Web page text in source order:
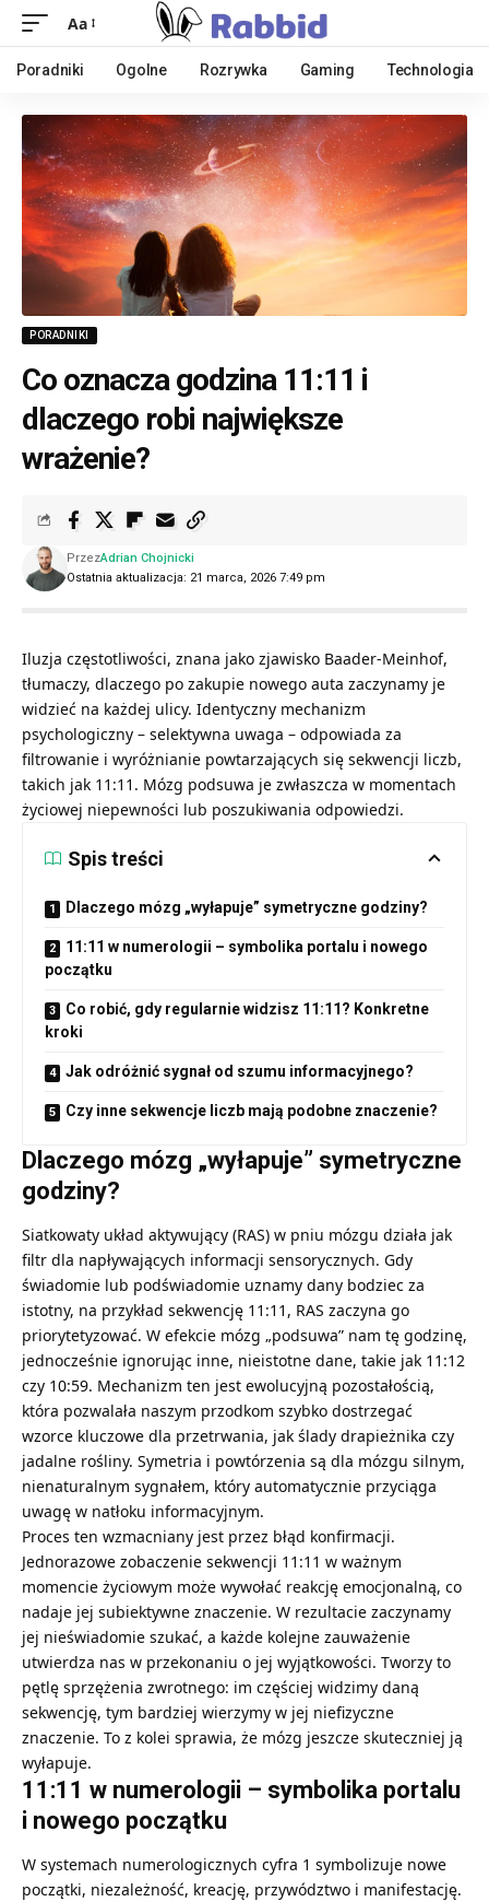
Aa
Poradniki Ogolne Rozrywka Gaming Technologia
PORADNIKI
Co oznacza godzina 11:11 i
dlaczego robi największe
wrażenie?
Ostatnia aktualizacja: 21 marca, 2026 7:49 pm
PrzezAdrian Chojnicki
Iluzja częstotliwości, znana jako zjawisko Baader-Meinhof,
tłumaczy, dlaczego po zakupie nowego auta zaczynamy je
widzieć na każdej ulicy. Identyczny mechanizm
psychologiczny – selektywna uwaga – odpowiada za
filtrowanie i wyróżnianie powtarzających się sekwencji liczb,
takich jak 11:11. Mózg podsuwa je zwłaszcza w momentach
życiowej niepewności lub poszukiwania odpowiedzi.
Spis treści
Dlaczego mózg „wyłapuje” symetryczne godziny?
11:11 w numerologii – symbolika portalu i nowego
początku
Co robić, gdy regularnie widzisz 11:11? Konkretne
kroki
Jak odróżnić sygnał od szumu informacyjnego?
Czy inne sekwencje liczb mają podobne znaczenie?
Dlaczego mózg „wyłapuje” symetryczne
godziny?
Siatkowaty układ aktywujący (RAS) w pniu mózgu działa jak
filtr dla napływających informacji sensorycznych. Gdy
świadomie lub podświadomie uznamy dany bodziec za
istotny, na przykład sekwencję 11:11, RAS zaczyna go
priorytetyzować. W efekcie mózg „podsuwa” nam tę godzinę,
jednocześnie ignorując inne, nieistotne dane, takie jak 11:12
czy 10:59. Mechanizm ten jest ewolucyjną pozostałością,
która pozwalała naszym przodkom szybko dostrzegać
wzorce kluczowe dla przetrwania, jak ślady drapieżnika czy
jadalne rośliny. Symetria i powtórzenia są dla mózgu silnym,
nienaturalnym sygnałem, który automatycznie przyciąga
uwagę w natłoku informacyjnym.
Proces ten wzmacniany jest przez błąd konfirmacji.
Jednorazowe zobaczenie sekwencji 11:11 w ważnym
momencie życiowym może wywołać reakcję emocjonalną, co
nadaje jej subiektywne znaczenie. W rezultacie zaczynamy
jej nieświadomie szukać, a każde kolejne zauważenie
utwierdza nas w przekonaniu o jej wyjątkowości. Tworzy to
pętlę sprzężenia zwrotnego: im częściej widzimy daną
sekwencję, tym bardziej wierzymy w jej niefizyczne
znaczenie. To z kolei sprawia, że mózg jeszcze skuteczniej ją
wyłapuje.
11:11 w numerologii – symbolika portalu
i nowego początku
W systemach numerologicznych cyfra 1 symbolizuje nowe
początki, niezależność, kreację, przywództwo i manifestację.